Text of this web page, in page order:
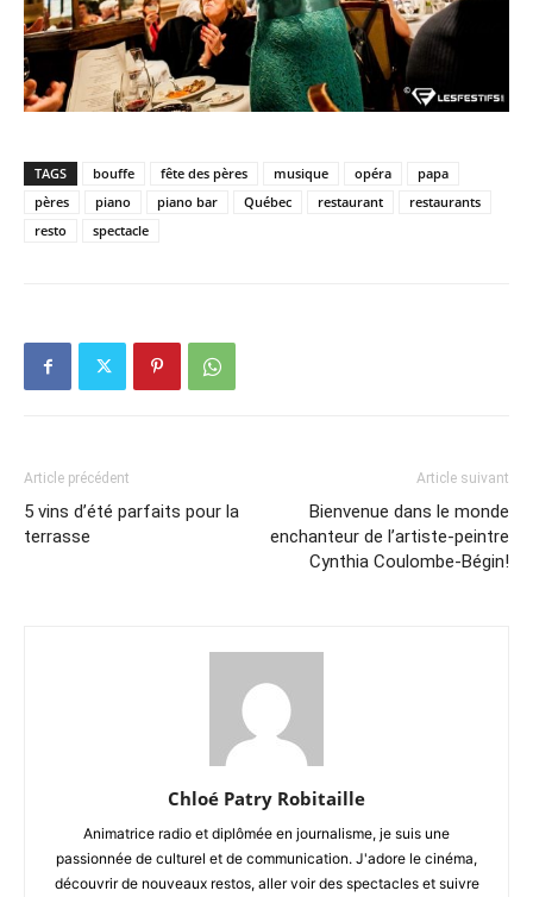
TAGS bouffe fête des pères musique opéra
papa
pères
piano piano bar Québec restaurant
restaurants
resto
spectacle
Article précédent
5 vins d’été parfaits pour la
terrasse
Article suivant
Bienvenue dans le monde
enchanteur de l’artiste-peintre
Cynthia Coulombe-Bégin!
Chloé Patry Robitaille
Animatrice radio et diplômée en journalisme, je suis une
passionnée de culturel et de communication. J'adore le cinéma,
découvrir de nouveaux restos, aller voir des spectacles et suivre